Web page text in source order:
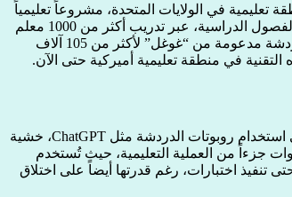
في الولايات المتحدة، مشروعاً تعليمياً
رائداً لدمج تقنيات الذكاء الاصطناعي التوليدي داخل الفصول الدراسية، عبر تدريب أكثر من 1000 معلم
خلال العام الماضي. كما وفرت المدارس روبوتات دردشة مدعومة من “غوغل” لأكثر من 105 آلاف
في منطقة تعليمية أميركية حتى الآن.
يأتي هذا التحول بعد عامين فقط من فرض حظر على استخدام روبوتات الدردشة مثل ChatGPT، خشية
جزءاً من العملية التعليمية، حيث تُستخدم
تنفيذ اختبارات، رغم قدرتها أيضاً على اختلاق